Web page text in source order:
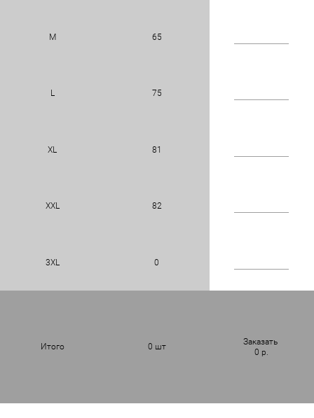
M 65
L 75
XL 81
XXL 82
3XL 0
Итого 0 шт
Заказать
0 р.